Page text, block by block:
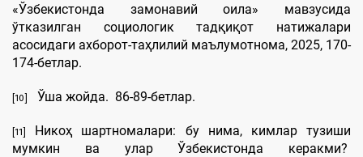
«Ўзбекистонда замонавий оила» мавзусида
ўтказилган социологик тадқиқот натижалари
асосидаги ахборот-таҳлилий маълумотнома, 2025, 170-
174-бетлар.
[10] Ўша жойда. 86-89-бетлар.
[11]
Никоҳ шартномалари: бу нима, кимлар тузиши
мумкин ва улар Ўзбекистонда керакми?